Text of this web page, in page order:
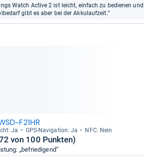
Watch Active 2 ist leicht, einfach zu bedienen
gibt es aber bei der Akkulaufzeit.“
F21HR
Ja GPS-​Navi­ga­tion: Ja NFC: Nein
von 100 Punkten)
„befriedigend“